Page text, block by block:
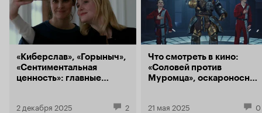
«Киберслав», «Горыныч»,
«Сентиментальная
ценность»: главные
2 декабря 2025 2
Что смотреть в кино:
«Соловей против
Муромца», оскароносная
21 мая 2025 0